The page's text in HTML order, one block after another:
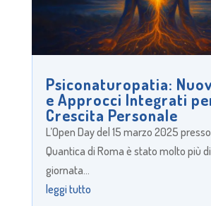
Psiconaturopatia:
e Approcci Integrati
Crescita Personale
L’Open Day del 15 marzo 2025
Quantica di Roma è stato molto più
giornata...
leggi tutto